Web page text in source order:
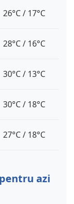
26°C / 17°C
28°C / 16°C
30°C / 13°C
30°C / 18°C
27°C / 18°C
azi